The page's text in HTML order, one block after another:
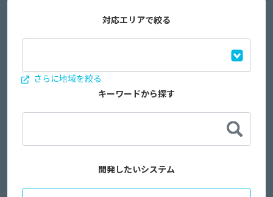
対応エリアで絞る
さらに地域を絞る
キーワードから探す
開発したいシステム